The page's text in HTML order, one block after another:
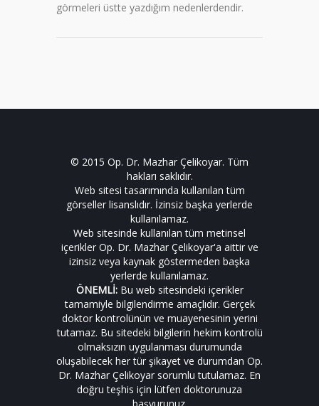
görmeleri üstte yazdığım nedenlerdendir.
© 2015 Op. Dr. Mazhar Çelikoyar. Tüm
hakları saklıdır.
Web sitesi tasarımında kullanılan tüm
görseller lisanslıdır. İzinsiz başka yerlerde
kullanılamaz.
Web sitesinde kullanılan tüm metinsel
içerikler Op. Dr. Mazhar Çelikoyar'a aittir ve
izinsiz veya kaynak göstermeden başka
yerlerde kullanılamaz.
ÖNEMLİ:Bu web sitesindeki içerikler
tamamiyle bilgilendirme amaçlıdır. Gerçek
doktor kontrolünün ve muayenesinin yerini
tutamaz. Bu sitedeki bilgilerin hekim kontrolü
olmaksızın uygulanması durumunda
oluşabilecek her tür şikayet ve durumdan Op.
Dr. Mazhar Çelikoyar sorumlu tutulamaz. En
doğru teşhis için lütfen doktorunuza